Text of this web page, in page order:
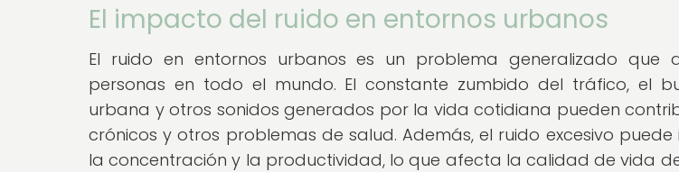
El impacto del ruido en entornos urbanos
El ruido en entornos urbanos es un problema generalizado que
personas en todo el mundo. El constante zumbido del tráfico, el
urbana y otros sonidos generados por la vida cotidiana pueden
crónicos y otros problemas de salud. Además, el ruido excesivo puede
la concentración y la productividad, lo que afecta la calidad de vida